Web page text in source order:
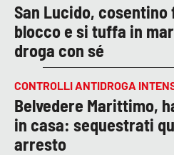
San Lucido,
blocco e si tuffa in
droga con sé
CONTROLLI ANTIDROGA
Belvedere Marittimo,
in casa: sequestrati
arresto